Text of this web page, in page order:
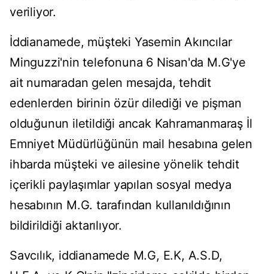
veriliyor.
İddianamede, müşteki Yasemin Akıncılar
Minguzzi'nin telefonuna 6 Nisan'da M.G'ye
ait numaradan gelen mesajda, tehdit
edenlerden birinin özür dilediği ve pişman
olduğunun iletildiği ancak Kahramanmaraş İl
Emniyet Müdürlüğünün mail hesabına gelen
ihbarda müşteki ve ailesine yönelik tehdit
içerikli paylaşımlar yapılan sosyal medya
hesabının M.G. tarafından kullanıldığının
bildirildiği aktarılıyor.
Savcılık, iddianamede M.G, E.K, A.S.D,